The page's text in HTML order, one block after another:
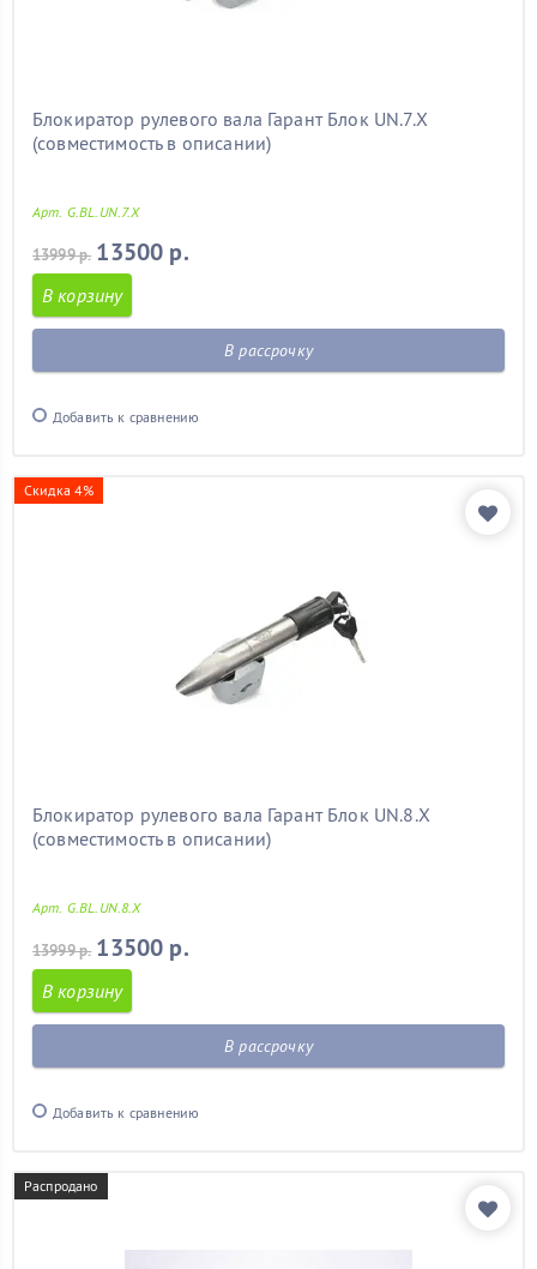
Блокиратор рулевого вала Гарант Блок UN.7.X
(совместимость в описании)
Арт. G.BL.UN.7.X
13999 р. 13500 р.
В корзину
В рассрочку
Добавить к сравнению
Скидка 4%
Блокиратор рулевого вала Гарант Блок UN.8.X
(совместимость в описании)
Арт. G.BL.UN.8.X
13999 р. 13500 р.
В корзину
В рассрочку
Добавить к сравнению
Распродано